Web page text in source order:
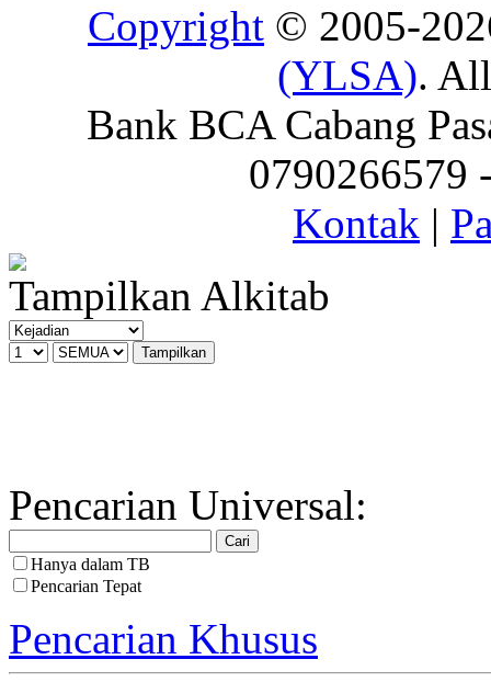
Copyright © 2005-
(YLSA).
Bank BCA Cabang
0790266579
Kontak |
Tampilkan Alkitab
Pencarian Universal:
Hanya dalam TB
Pencarian Tepat
Pencarian Khusus